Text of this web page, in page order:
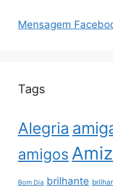
Mensagem
Tags
Alegria
amigos
Bom Dia brilhante